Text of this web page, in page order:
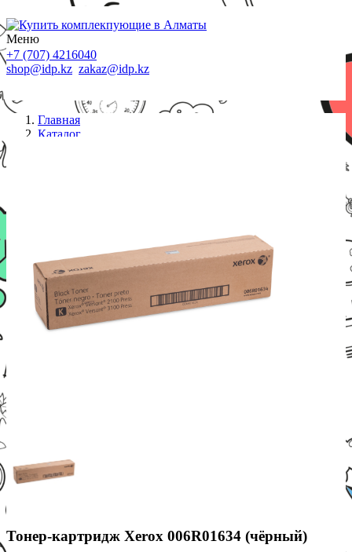
Меню
+7 (707) 4216040
shop@idp.kz zakaz@idp.kz
Главная
Каталог
Тонер-картридж Xerox 006R01634 (чёрный)